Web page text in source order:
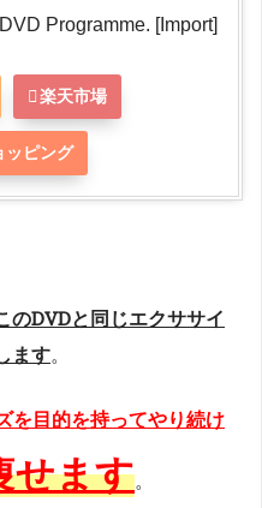
Programme. [Import]
楽天市場
ッピング
のDVDと同じエクササイ
ます。
を目的を持ってやり続け
せます。